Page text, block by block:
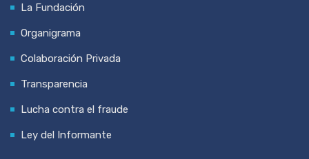
La Fundación
Organigrama
Colaboración Privada
Transparencia
Lucha contra el fraude
Ley del Informante